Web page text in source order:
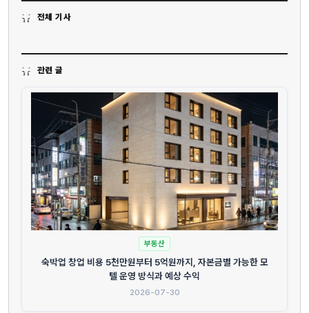
전체 기사
관련 글
부동산
숙박업 창업 비용 5천만원부터 5억원까지, 자본금별 가능한 모
텔 운영 방식과 예상 수익
2026-07-30